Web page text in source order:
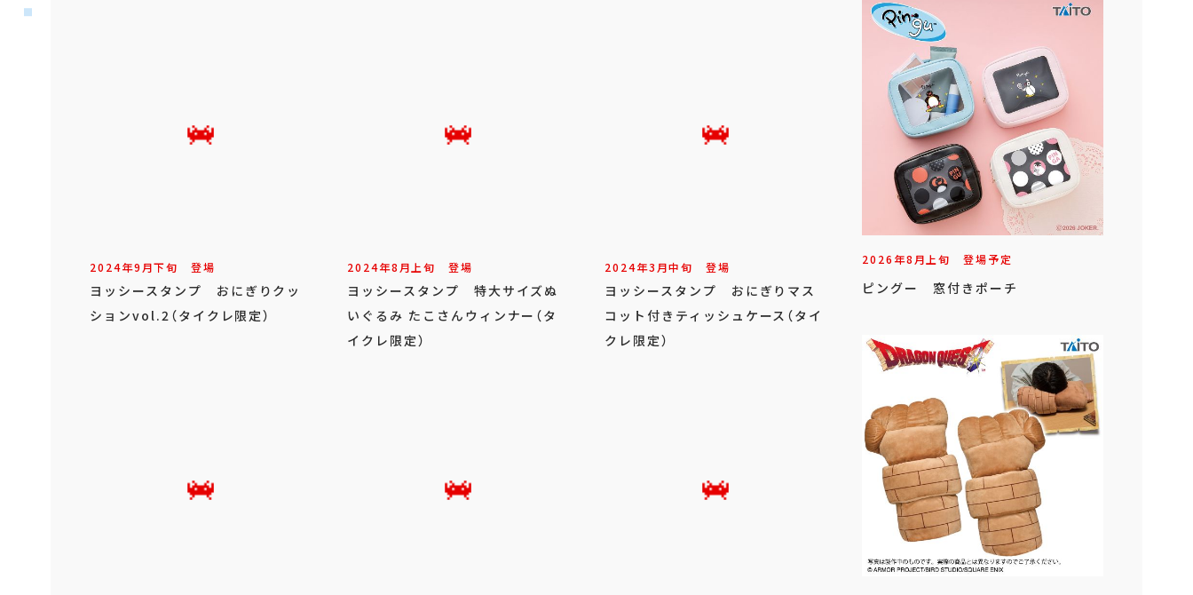
2024年9月下旬 登場
ヨッシースタンプ おにぎりクッ
ションvol.2（タイクレ限定）
2024年8月上旬 登場
ヨッシースタンプ 特大サイズぬ
いぐるみ たこさんウィンナー（タ
イクレ限定）
2024年3月中旬 登場
ヨッシースタンプ おにぎりマス
コット付きティッシュケース（タイ
クレ限定）
2026年8月上旬 登場予定
ピングー 窓付きポーチ